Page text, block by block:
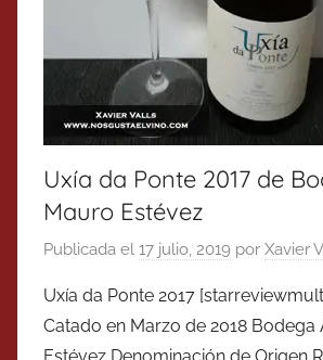
Uxía da Ponte 2017 de
Mauro Estévez
Publicada el 17 julio, 2019 por Xavier
Uxía da Ponte 2017
Catado en Marzo de 2018 Bodega